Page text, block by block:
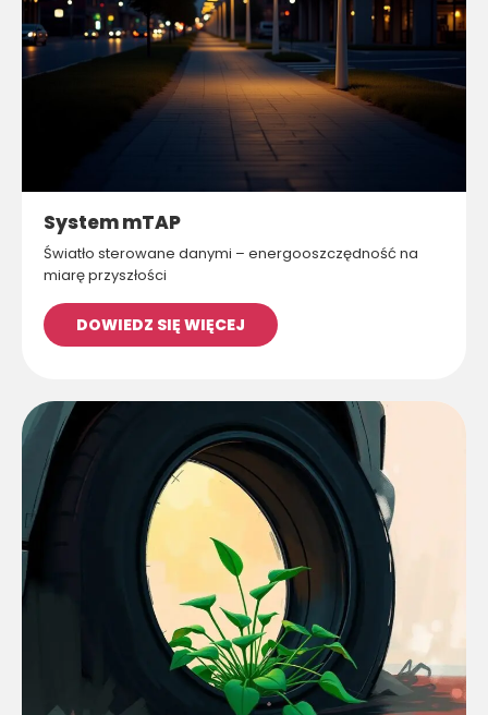
System mTAP
Światło sterowane danymi – energooszczędność na
miarę przyszłości
DOWIEDZ SIĘ WIĘCEJ